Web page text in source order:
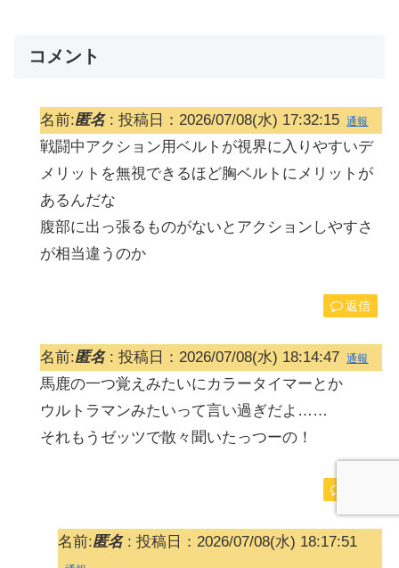
コメント
名前:匿名: 投稿日：2026/07/08(水) 17:32:15 通報
戦闘中アクション用ベルトが視界に入りやすいデ
メリットを無視できるほど胸ベルトにメリットが
あるんだな
腹部に出っ張るものがないとアクションしやすさ
が相当違うのか
返信
名前:匿名: 投稿日：2026/07/08(水) 18:14:47 通報
馬鹿の一つ覚えみたいにカラータイマーとか
ウルトラマンみたいって言い過ぎだよ……
それもうゼッツで散々聞いたっつーの！
名前:匿名: 投稿日：2026/07/08(水) 18:17:51